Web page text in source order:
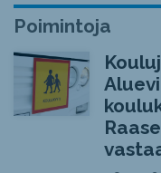
Poimintoja